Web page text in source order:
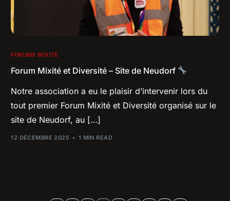
FORUMS MIXITÉ
Forum Mixité et Diversité – Site de Neudorf
Notre association a eu le plaisir d’intervenir lors du
tout premier Forum Mixité et Diversité organisé sur le
site de Neudorf, au […]
12 DÉCEMBRE 2025 1 MIN READ